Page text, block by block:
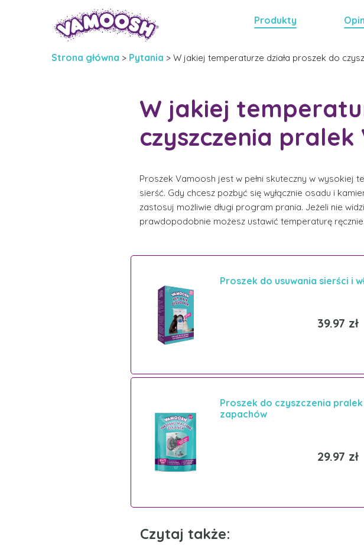
Produkty
Strona główna > Pytania > W jakiej temperaturze działa proszek do
W jakiej
czyszczenia pralek
Proszek Vamoosh jest w pełni skuteczny w wysokiej
sierść. Gdy chcesz pozbyć się wyłącznie osadu i
zastosuj możliwie długi program prania. Jeżeli nie
prawdopodobnie możesz ustawić temperaturę ręcznie.
Proszek do usuwania sierści i
39.97 zł
Proszek do czyszczenia
zapachów
29.97 zł
Czytaj także: